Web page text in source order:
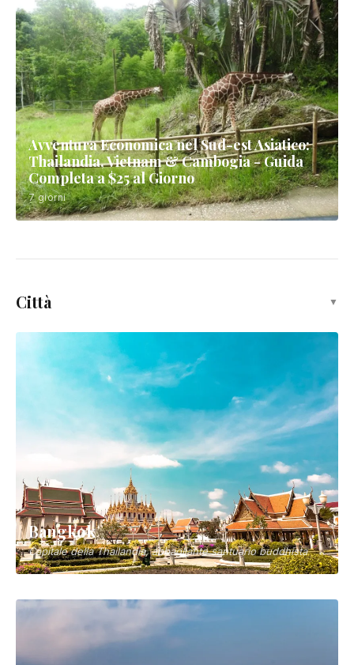
Avventura Economica nel Sud-est Asiatico:
Thailandia, Vietnam & Cambogia - Guida
Completa a $25 al Giorno
7 giorni
Città ▼
Bangkok
Capitale della Thailandia, abbagliante santuario buddhista